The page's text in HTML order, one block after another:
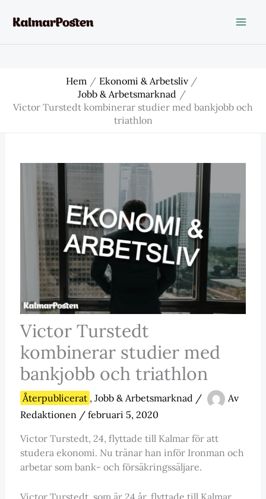
Hem
Ekonomi & Arbetsliv
Jobb & Arbetsmarknad
Victor Turstedt kombinerar studier med bankjobb och
triathlon
Victor Turstedt
kombinerar studier med
bankjobb och triathlon
Återpublicerat , Jobb & Arbetsmarknad /
Av
Redaktionen / februari 5, 2020
Victor Turstedt, 24, flyttade till Kalmar för att
studera ekonomi. Nu tränar han inför Ironman och
arbetar som bank- och försäkringssäljare.
Victor Turstedt, som är 24 år, flyttade till Kalmar